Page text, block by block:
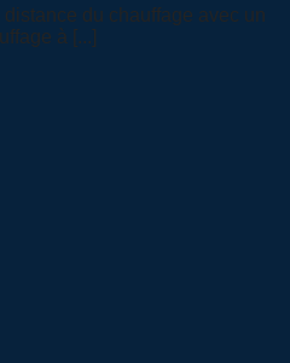
du chauffage avec un
à [...]